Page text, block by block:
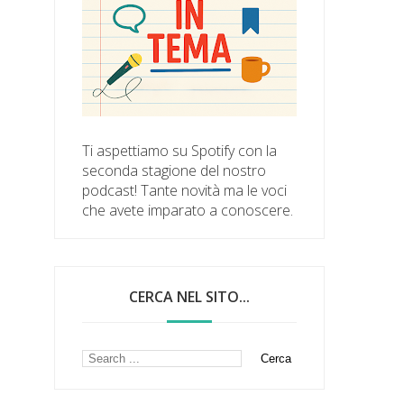
Ti aspettiamo su Spotify con la
seconda stagione del nostro
podcast! Tante novità ma le voci
che avete imparato a conoscere.
CERCA NEL SITO...